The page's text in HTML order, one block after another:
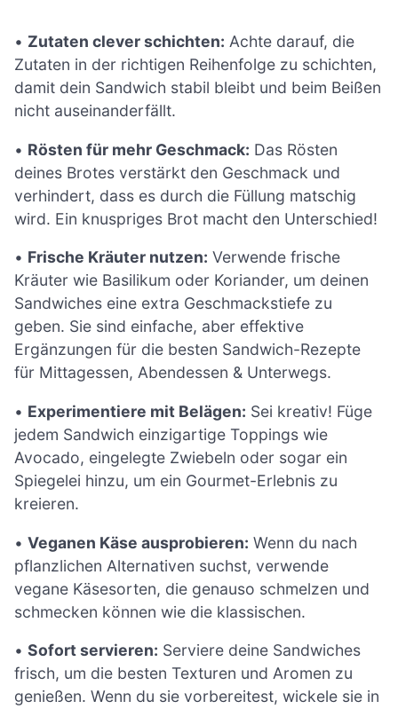
• Zutaten clever schichten: Achte darauf, die
Zutaten in der richtigen Reihenfolge zu schichten,
damit dein Sandwich stabil bleibt und beim Beißen
nicht auseinanderfällt.
• Rösten für mehr Geschmack: Das Rösten
deines Brotes verstärkt den Geschmack und
verhindert, dass es durch die Füllung matschig
wird. Ein knuspriges Brot macht den Unterschied!
• Frische Kräuter nutzen: Verwende frische
Kräuter wie Basilikum oder Koriander, um deinen
Sandwiches eine extra Geschmackstiefe zu
geben. Sie sind einfache, aber effektive
Ergänzungen für die besten Sandwich-Rezepte
für Mittagessen, Abendessen & Unterwegs.
• Experimentiere mit Belägen: Sei kreativ! Füge
jedem Sandwich einzigartige Toppings wie
Avocado, eingelegte Zwiebeln oder sogar ein
Spiegelei hinzu, um ein Gourmet-Erlebnis zu
kreieren.
• Veganen Käse ausprobieren: Wenn du nach
pflanzlichen Alternativen suchst, verwende
vegane Käsesorten, die genauso schmelzen und
schmecken können wie die klassischen.
• Sofort servieren: Serviere deine Sandwiches
frisch, um die besten Texturen und Aromen zu
genießen. Wenn du sie vorbereitest, wickele sie in